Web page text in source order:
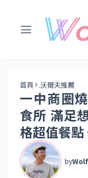
首頁 .沃爾夫推薦
一中商圈
食所 滿足
格超值餐
by